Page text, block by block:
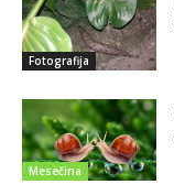
Fotografija
Mesečina